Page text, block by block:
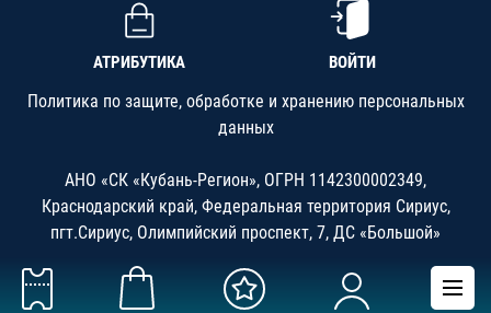
АТРИБУТИКА ВОЙТИ
Политика по защите, обработке и хранению персональных
данных
АНО «СК «Кубань-Регион», ОГРН 1142300002349,
Краснодарский край, Федеральная территория Сириус,
пгт.Сириус, Олимпийский проспект, 7, ДС «Большой»